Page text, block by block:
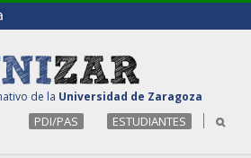
de la Universidad de Zaragoza
PDI/PAS ESTUDIANTES